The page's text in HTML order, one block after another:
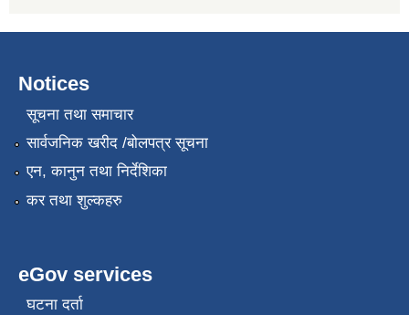
Notices
सूचना तथा समाचार
सार्वजनिक खरीद /बोलपत्र सूचना
एन, कानुन तथा निर्देशिका
कर तथा शुल्कहरु
eGov services
घटना दर्ता